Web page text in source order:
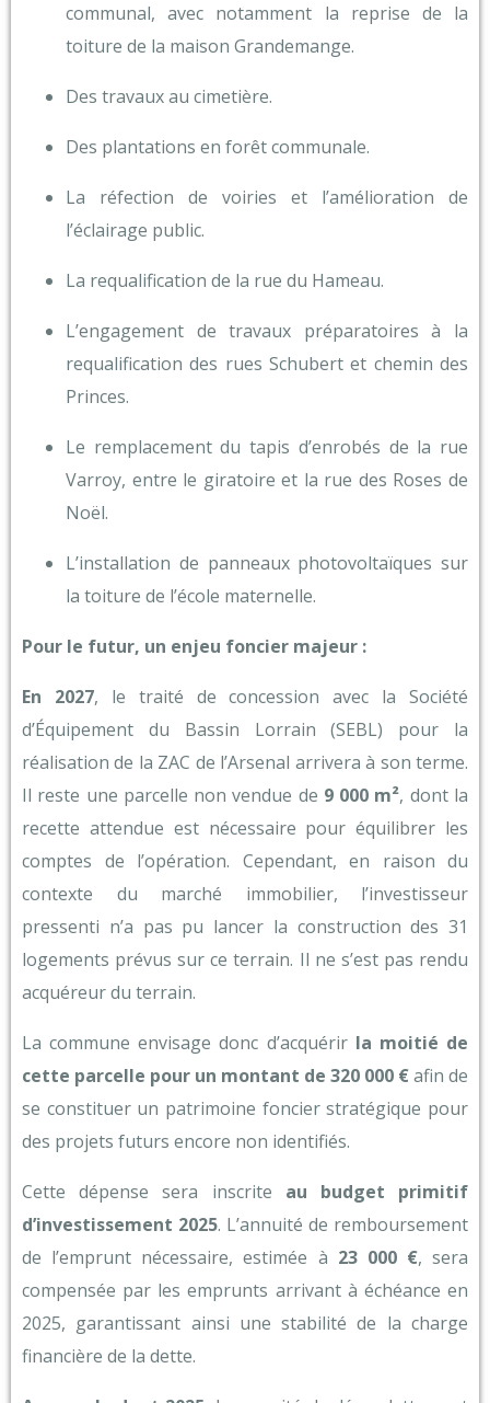
communal, avec notamment la reprise de la
toiture de la maison Grandemange.
Des travaux au cimetière.
Des plantations en forêt communale.
La réfection de voiries et l’amélioration de
l’éclairage public.
La requalification de la rue du Hameau.
L’engagement de travaux préparatoires à la
requalification des rues Schubert et chemin des
Princes.
Le remplacement du tapis d’enrobés de la rue
Varroy, entre le giratoire et la rue des Roses de
Noël.
L’installation de panneaux photovoltaïques sur
la toiture de l’école maternelle.
Pour le futur, un enjeu foncier majeur :
En 2027, le traité de concession avec la Société
d’Équipement du Bassin Lorrain (SEBL) pour la
réalisation de la ZAC de l’Arsenal arrivera à son terme.
Il reste une parcelle non vendue de 9 000 m², dont la
recette attendue est nécessaire pour équilibrer les
comptes de l’opération. Cependant, en raison du
contexte du marché immobilier, l’investisseur
pressenti n’a pas pu lancer la construction des 31
logements prévus sur ce terrain. Il ne s’est pas rendu
acquéreur du terrain.
La commune envisage donc d’acquérir la moitié de
cette parcelle pour un montant de 320 000 €afin de
se constituer un patrimoine foncier stratégique pour
des projets futurs encore non identifiés.
Cette dépense sera inscrite au budget primitif
d’investissement 2025. L’annuité de remboursement
de l’emprunt nécessaire, estimée à 23 000 €, sera
compensée par les emprunts arrivant à échéance en
2025, garantissant ainsi une stabilité de la charge
financière de la dette.